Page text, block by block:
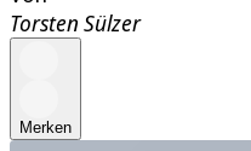
Torsten Sülzer
Merken